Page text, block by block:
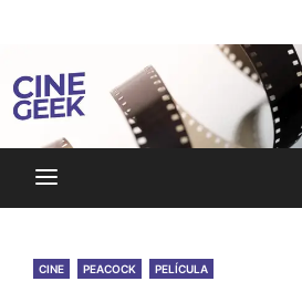
Cine Geek
CINE PEACOCK PELÍCULA